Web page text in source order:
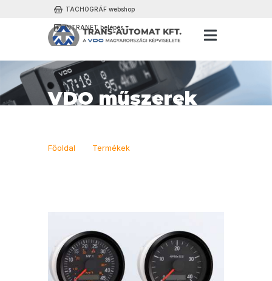
TACHOGRÁF webshop
INTRANET belépés
VDO műszerek
Főoldal Termékek